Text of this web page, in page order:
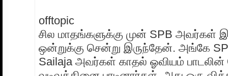
offtopic
சில மாதங்களுக்கு முன் SPB அவர்கள்
ஒன்றுக்கு சென்று இருந்தேன். அங்கே
Sailaja அவர்கள் காதல் ஓவியம் பாடலின்